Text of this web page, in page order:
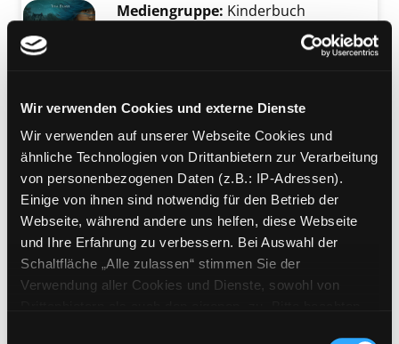
Wir verwenden Cookies und externe Dienste
Wir verwenden auf unserer Webseite Cookies und
ähnliche Technologien von Drittanbietern zur Verarbeitung
von personenbezogenen Daten (z.B.: IP-Adressen).
Einige von ihnen sind notwendig für den Betrieb der
Webseite, während andere uns helfen, diese Webseite
und Ihre Erfahrung zu verbessern. Bei Auswahl der
Schaltfläche „Alle zulassen“ stimmen Sie der
Verwendung aller Cookies und Dienste, sowohl von
Mediengruppe: Kinderbuch
Übergeordnetes Werk:Insel der
Bandangabe:02.
Exemplar-Details von 01.; Skys Gabe
Mediengruppe:Kinderbuch
01.; Skys Gabe
Suche nach diesem Verfasser
Jahr:2023
Verlag: Bamberg, Magellan
Übergeordnetes Werk: Insel der
wandernden Flüche